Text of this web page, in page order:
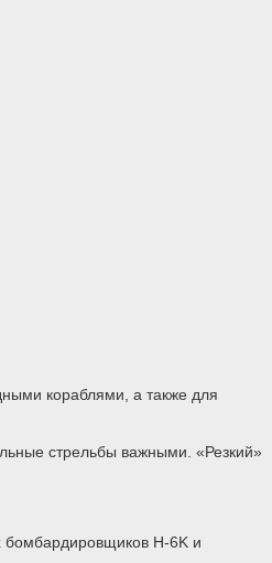
кораблями, а также для
стрельбы важными. «Резкий»
бомбардировщиков H-6K и